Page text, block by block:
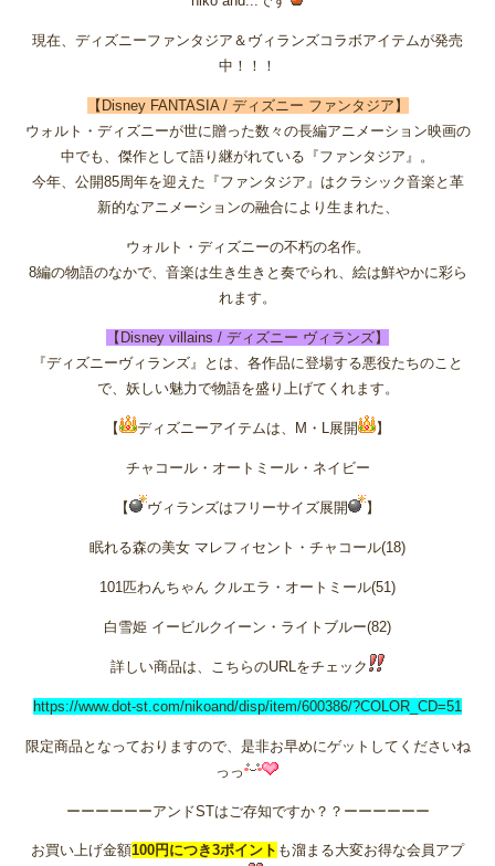
現在、ディズニーファンタジア＆ヴィランズコラボアイテムが発売
中！！！
【Disney FANTASIA / ディズニー ファンタジア】
ウォルト・ディズニーが世に贈った数々の長編アニメーション映画の
中でも、傑作として語り継がれている『ファンタジア』。
今年、公開85周年を迎えた『ファンタジア』はクラシック音楽と革
新的なアニメーションの融合により生まれた、
ウォルト・ディズニーの不朽の名作。
8編の物語のなかで、音楽は生き生きと奏でられ、絵は鮮やかに彩ら
れます。
【Disney villains / ディズニー ヴィランズ】
『ディズニーヴィランズ』とは、各作品に登場する悪役たちのこと
で、妖しい魅力で物語を盛り上げてくれます。
【 ディズニーアイテムは、M・L展開 】
チャコール・オートミール・ネイビー
【 ヴィランズはフリーサイズ展開 】
眠れる森の美女 マレフィセント・チャコール(18)
101匹わんちゃん クルエラ・オートミール(51)
白雪姫 イービルクイーン・ライトブルー(82)
詳しい商品は、こちらのURLをチェック
https://www.dot-st.com/nikoand/disp/item/600386/?COLOR_CD=51
限定商品となっておりますので、是非お早めにゲットしてくださいね
っっ
ーーーーーーアンドSTはご存知ですか？？ーーーーーー
お買い上げ金額100円につき3ポイント も溜まる大変お得な会員アプ